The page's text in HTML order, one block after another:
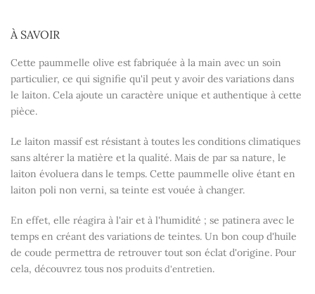
À SAVOIR
Cette paummelle olive est fabriquée à la main avec un soin
particulier, ce qui signifie qu'il peut y avoir des variations dans
le laiton. Cela ajoute un caractère unique et authentique à cette
pièce.
Le laiton massif est résistant à toutes les conditions climatiques
sans altérer la matière et la qualité. Mais de par sa nature, le
laiton évoluera dans le temps. Cette paummelle olive étant en
laiton poli non verni, sa teinte est vouée à changer.
En effet, elle réagira à l'air et à l'humidité ; se patinera avec le
temps en créant des variations de teintes. Un bon coup d'huile
de coude permettra de retrouver tout son éclat d'origine. Pour
cela, découvrez tous nos produits d'entretien.